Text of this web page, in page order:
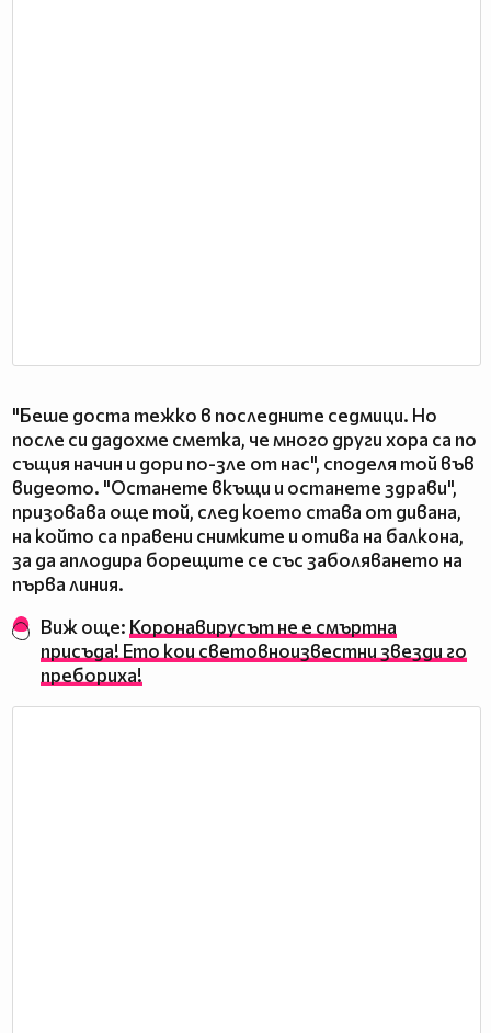
"Беше доста тежко в последните седмици. Но
после си дадохме сметка, че много други хора са по
същия начин и дори по-зле от нас", споделя той във
видеото. "Останете вкъщи и останете здрави",
призовава още той, след което става от дивана,
на който са правени снимките и отива на балкона,
за да аплодира борещите се със заболяването на
първа линия.
Виж още: Коронавирусът не е смъртна
присъда! Ето кои световноизвестни звезди го
пребориха!